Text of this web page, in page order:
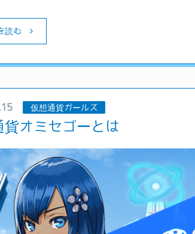
読む
仮想通貨ガールズ
貨オミセゴーとは